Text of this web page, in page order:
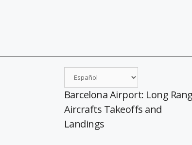
Barcelona Airport: Long
Aircrafts Takeoffs and
Landings